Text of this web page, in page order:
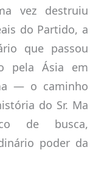
vez destruiu
do Partido, a
que passou
pela Ásia em
— o caminho
do Sr. Ma
de busca,
poder da